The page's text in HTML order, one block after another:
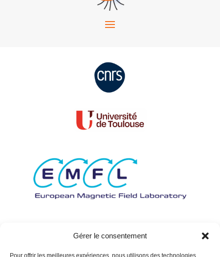
Gérer le consentement
Pour offrir les meilleures expériences, nous utilisons des technologies